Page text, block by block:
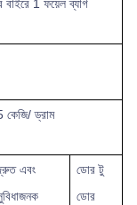
বাইরে 1 ফয়েল ব্যাগ
কেজি/ ড্রাম
এবং
ডোর টু
ডোর